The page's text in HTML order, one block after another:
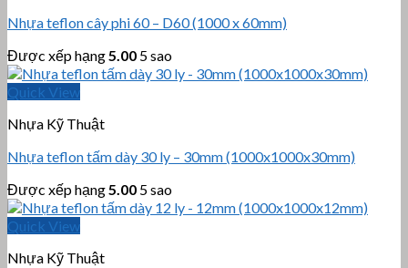
Nhựa teflon cây phi 60 – D60 (1000 x 60mm)
Được xếp hạng5.00 5 sao
Quick View
Nhựa Kỹ Thuật
Nhựa teflon tấm dày 30 ly – 30mm (1000x1000x30mm)
Được xếp hạng5.00 5 sao
Quick View
Nhựa Kỹ Thuật